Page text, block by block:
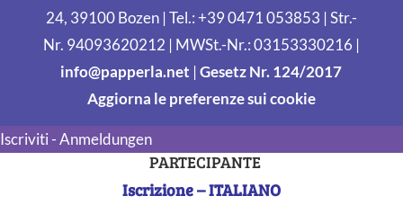
24, 39100 Bozen | Tel.: +39 0471 053853 | Str.-
Nr. 94093620212 | MWSt.-Nr.: 03153330216 |
info@papperla.net |Gesetz Nr. 124/2017
Aggiorna le preferenze sui cookie
Iscriviti - Anmeldungen
PARTECIPANTE
Iscrizione – ITALIANO